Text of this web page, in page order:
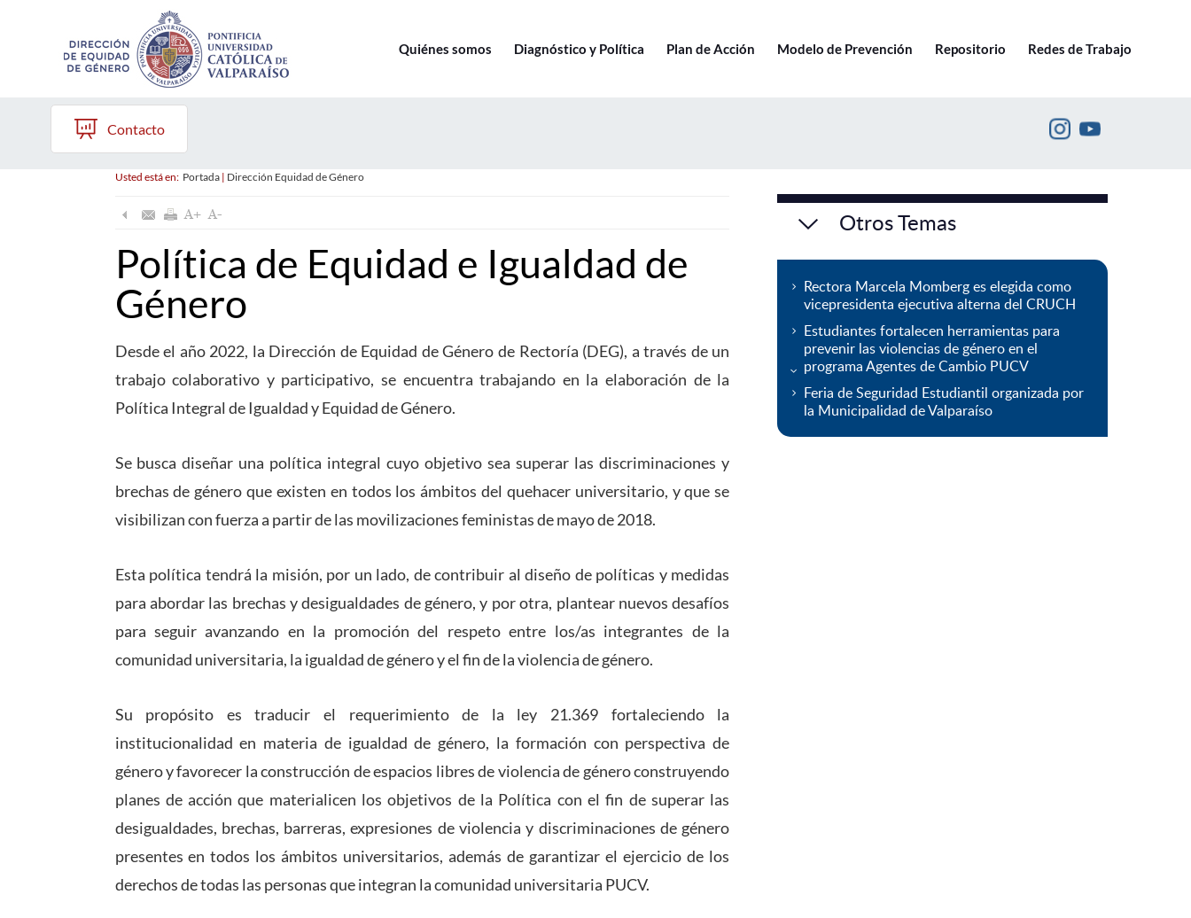
Quiénes somos Diagnóstico y Política Plan de Acción Modelo de Prevención Repositorio Redes de Trabajo
Contacto
Usted está en: Portada| Dirección Equidad de Género
Política de Equidad e Igualdad de
Género
Desde el año 2022, la Dirección de Equidad de Género de Rectoría (DEG), a través de un
trabajo colaborativo y participativo, se encuentra trabajando en la elaboración de la
Política Integral de Igualdad y Equidad de Género.
Se busca diseñar una política integral cuyo objetivo sea superar las discriminaciones y
brechas de género que existen en todos los ámbitos del quehacer universitario, y que se
visibilizan con fuerza a partir de las movilizaciones feministas de mayo de 2018.
Esta política tendrá la misión, por un lado, de contribuir al diseño de políticas y medidas
para abordar las brechas y desigualdades de género, y por otra, plantear nuevos desafíos
para seguir avanzando en la promoción del respeto entre los/as integrantes de la
comunidad universitaria, la igualdad de género y el fin de la violencia de género.
Su propósito es traducir el requerimiento de la ley 21.369 fortaleciendo la
institucionalidad en materia de igualdad de género, la formación con perspectiva de
género y favorecer la construcción de espacios libres de violencia de género construyendo
planes de acción que materialicen los objetivos de la Política con el fin de superar las
desigualdades, brechas, barreras, expresiones de violencia y discriminaciones de género
presentes en todos los ámbitos universitarios, además de garantizar el ejercicio de los
derechos de todas las personas que integran la comunidad universitaria PUCV.
Otros Temas
Rectora Marcela Momberg es elegida como
vicepresidenta ejecutiva alterna del CRUCH
Estudiantes fortalecen herramientas para
prevenir las violencias de género en el
programa Agentes de Cambio PUCV
Feria de Seguridad Estudiantil organizada por
la Municipalidad de Valparaíso